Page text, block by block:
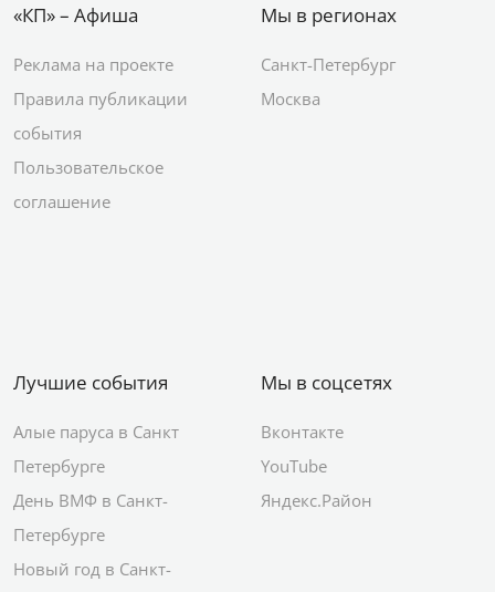
«КП» – Афиша
Реклама на проекте
Правила публикации
события
Пользовательское
соглашение
Мы в регионах
Санкт-Петербург
Москва
Лучшие события
Алые паруса в Санкт
Петербурге
День ВМФ в Санкт-
Петербурге
Новый год в Санкт-
Мы в соцсетях
Вконтакте
YouTube
Яндекс.Район